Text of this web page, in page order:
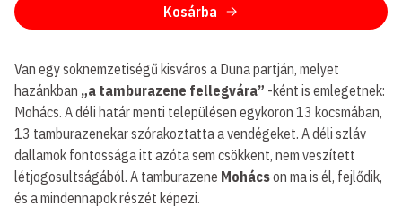
Kosárba
Van egy soknemzetiségű kisváros a Duna partján, melyet
hazánkban „a tamburazene fellegvára” -ként is emlegetnek:
Mohács. A déli határ menti településen egykoron 13 kocsmában,
13 tamburazenekar szórakoztatta a vendégeket. A déli szláv
dallamok fontossága itt azóta sem csökkent, nem veszített
létjogosultságából. A tamburazene Mohácson ma is él, fejlődik,
és a mindennapok részét képezi.